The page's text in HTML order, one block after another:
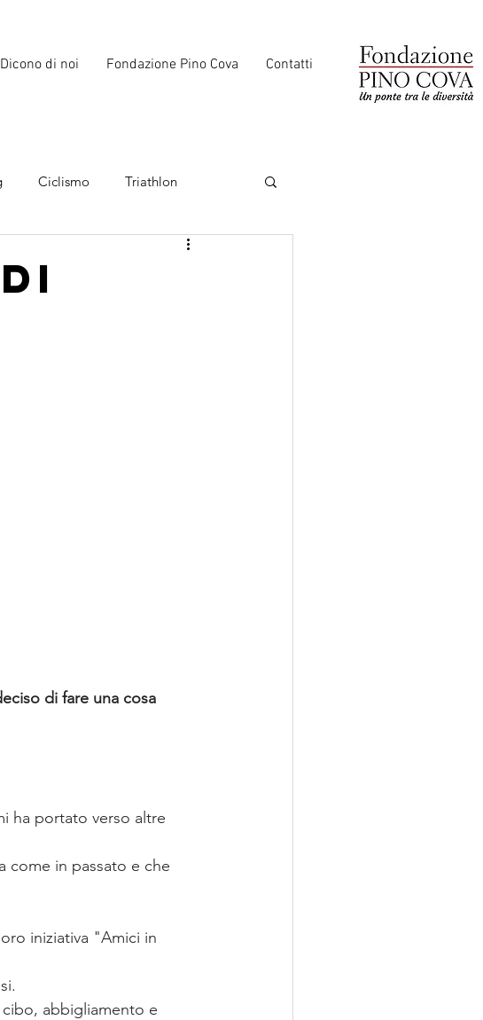
Dicono di noi Fondazione Pino Cova Contatti
Ciclismo Triathlon
di fare una cosa
ha portato verso altre
come in passato e che
iniziativa "Amici in
abbigliamento e